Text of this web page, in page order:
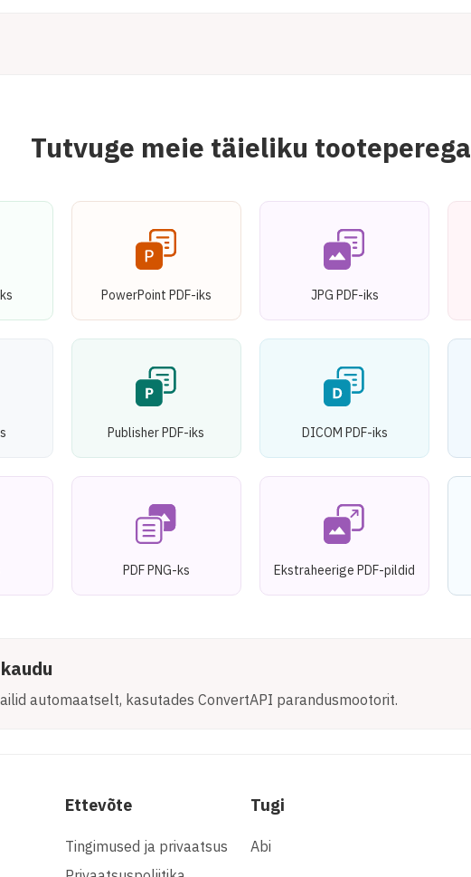
Tutvuge meie täieliku tooteperega
PowerPoint PDF-iks JPG PDF-iks
Publisher PDF-iks DICOM PDF-iks
PDF PNG-ks Ekstraheerige PDF-pildid
automaatselt, kasutades ConvertAPI parandusmootorit.
Ettevõte
Tingimused ja privaatsus
Tugi
Abi